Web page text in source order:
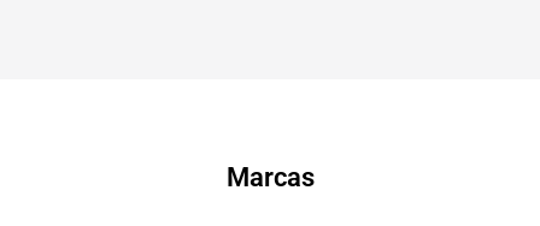
Marcas